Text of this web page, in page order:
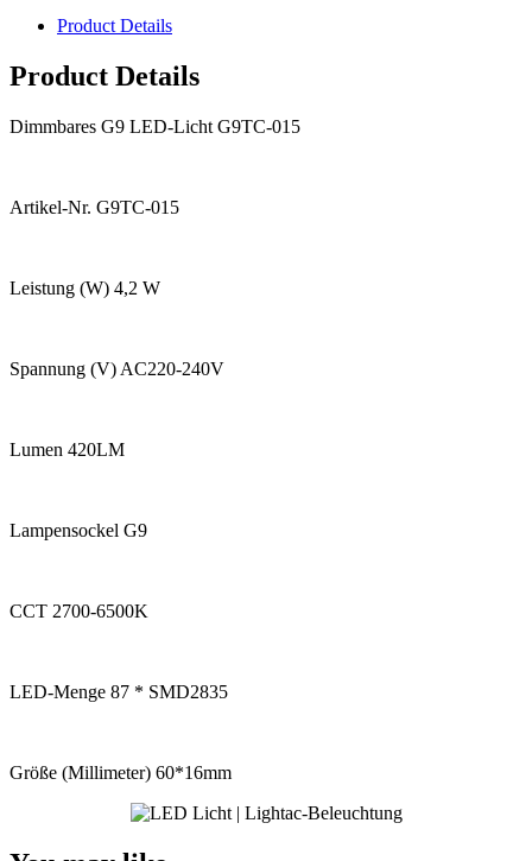
Product Details
Product Details
Dimmbares G9 LED-Licht G9TC-015
Artikel-Nr. G9TC-015
Leistung (W) 4,2 W
Spannung (V) AC220-240V
Lumen 420LM
Lampensockel G9
CCT 2700-6500K
LED-Menge 87 * SMD2835
Größe (Millimeter) 60*16mm